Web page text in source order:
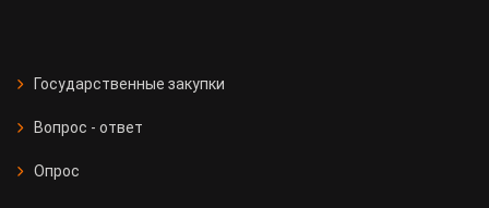
Государственные закупки
Вопрос - ответ
Опрос